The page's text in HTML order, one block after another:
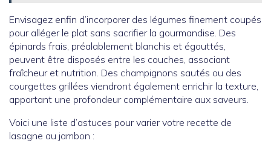
Envisagez enfin d’incorporer des légumes finement coupés
pour alléger le plat sans sacrifier la gourmandise. Des
épinards frais, préalablement blanchis et égouttés,
peuvent être disposés entre les couches, associant
fraîcheur et nutrition. Des champignons sautés ou des
courgettes grillées viendront également enrichir la texture,
apportant une profondeur complémentaire aux saveurs.
Voici une liste d’astuces pour varier votre recette de
lasagne au jambon :